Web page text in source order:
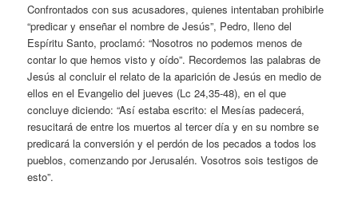
Confrontados con sus acusadores, quienes intentaban prohibirle
“predicar y enseñar el nombre de Jesús”, Pedro, lleno del
Espíritu Santo, proclamó: “Nosotros no podemos menos de
contar lo que hemos visto y oído”. Recordemos las palabras de
Jesús al concluir el relato de la aparición de Jesús en medio de
ellos en el Evangelio del jueves (Lc 24,35-48), en el que
concluye diciendo: “Así estaba escrito: el Mesías padecerá,
resucitará de entre los muertos al tercer día y en su nombre se
predicará la conversión y el perdón de los pecados a todos los
pueblos, comenzando por Jerusalén. Vosotros sois testigos de
esto”.